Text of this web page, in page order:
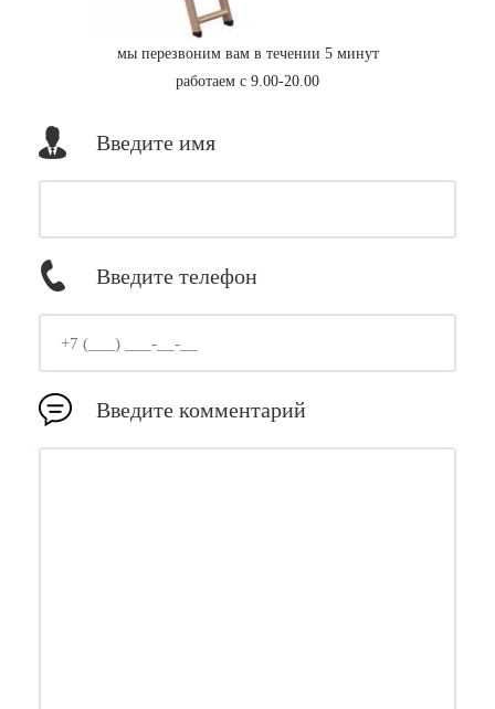
мы перезвоним вам в течении 5 минут
работаем с 9.00-20.00
Введите имя
Введите телефон
Введите комментарий